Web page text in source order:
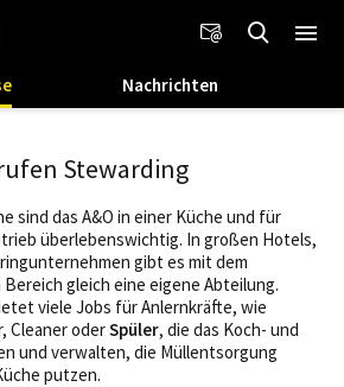
Nachrichten
Stewarding
sind das A&O in einer Küche und für
überlebenswichtig. In großen Hotels,
gibt es mit dem
gleich eine eigene Abteilung.
viele Jobs für Anlernkräfte, wie
Cleaner oderSpüler, die das Koch- und
und verwalten, die Müllentsorgung
putzen.